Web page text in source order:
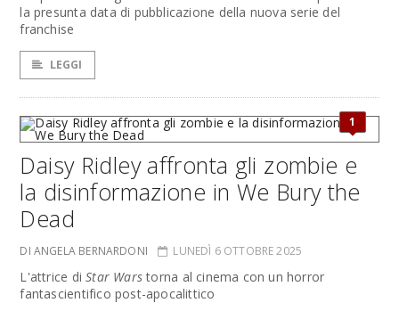
la presunta data di pubblicazione della nuova serie del
franchise
LEGGI
1
Daisy Ridley affronta gli zombie e
la disinformazione in We Bury the
Dead
DI ANGELA BERNARDONI LUNEDÌ 6 OTTOBRE 2025
L'attrice diStar Warstorna al cinema con un horror
fantascientifico post-apocalittico